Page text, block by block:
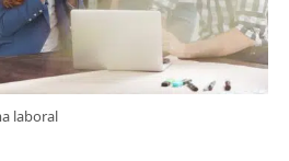
laboral